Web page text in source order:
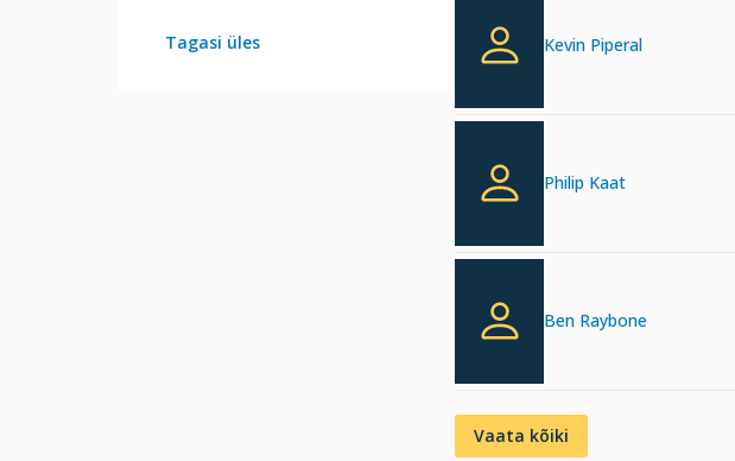
Tagasi üles Kevin Piperal
Philip Kaat
Ben Raybone
Vaata kõiki